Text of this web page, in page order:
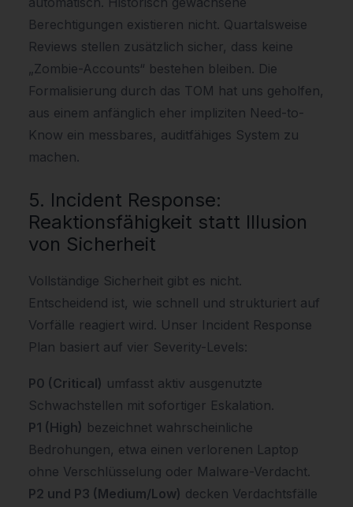
Berechtigungen existieren nicht. Quartalsweise
Reviews stellen zusätzlich sicher, dass keine
„Zombie-Accounts“ bestehen bleiben. Die
Formalisierung durch das TOM hat uns geholfen,
aus einem anfänglich eher impliziten Need-to-
Know ein messbares, auditfähiges System zu
machen.
5. Incident Response:
Reaktionsfähigkeit statt Illusion
von Sicherheit
Vollständige Sicherheit gibt es nicht.
Entscheidend ist, wie schnell und strukturiert auf
Vorfälle reagiert wird. Unser Incident Response
Plan basiert auf vier Severity-Levels:
P0 (Critical) umfasst aktiv ausgenutzte
Schwachstellen mit sofortiger Eskalation.
P1 (High) bezeichnet wahrscheinliche
Bedrohungen, etwa einen verlorenen Laptop
ohne Verschlüsselung oder Malware-Verdacht.
P2 und P3 (Medium/Low) decken Verdachtsfälle